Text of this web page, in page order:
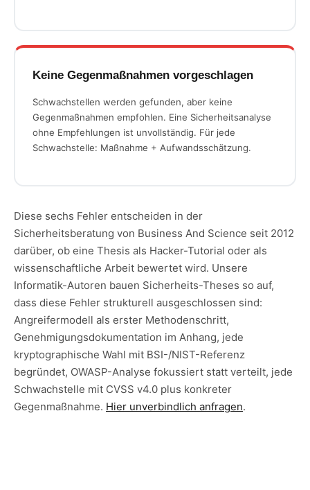
Keine Gegenmaßnahmen vorgeschlagen
Schwachstellen werden gefunden, aber keine
Gegenmaßnahmen empfohlen. Eine Sicherheitsanalyse
ohne Empfehlungen ist unvollständig. Für jede
Schwachstelle: Maßnahme + Aufwandsschätzung.
Diese sechs Fehler entscheiden in der
Sicherheitsberatung von Business And Science seit 2012
darüber, ob eine Thesis als Hacker-Tutorial oder als
wissenschaftliche Arbeit bewertet wird. Unsere
Informatik-Autoren bauen Sicherheits-Theses so auf,
dass diese Fehler strukturell ausgeschlossen sind:
Angreifermodell als erster Methodenschritt,
Genehmigungsdokumentation im Anhang, jede
kryptographische Wahl mit BSI-/NIST-Referenz
begründet, OWASP-Analyse fokussiert statt verteilt, jede
Schwachstelle mit CVSS v4.0 plus konkreter
Gegenmaßnahme. Hier unverbindlich anfragen.